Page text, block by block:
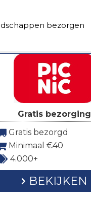
bezorgen
Gratis bezorging
Gratis bezorgd
Minimaal €40
4.000+
BEKIJKEN